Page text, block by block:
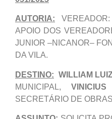
AUTORIA: VEREADOR:
APOIO DOS
JUNIOR –NICANOR–
DA VILA.
DESTINO: WILLIAM
MUNICIPAL,
SECRETÁRIO DE